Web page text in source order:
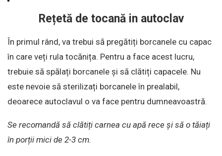
Rețetă de tocană in autoclav
În primul rând, va trebui să pregătiți borcanele cu capac
în care veți rula tocănița. Pentru a face acest lucru,
trebuie să spălați borcanele și să clătiți capacele. Nu
este nevoie să sterilizați borcanele în prealabil,
deoarece autoclavul o va face pentru dumneavoastră.
Se recomandă să clătiți carnea cu apă rece și să o tăiați
în porții mici de 2-3 cm.